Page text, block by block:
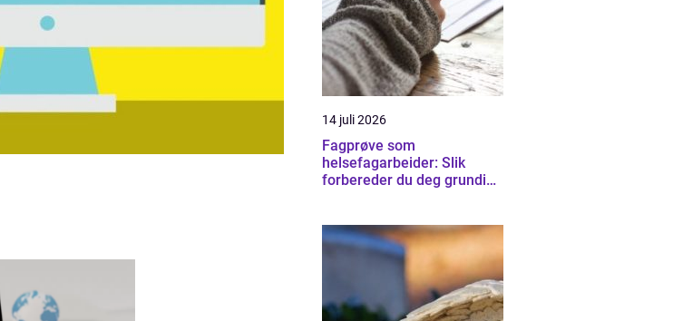
14 juli 2026
Fagprøve som
helsefagarbeider: Slik
forbereder du deg grundig